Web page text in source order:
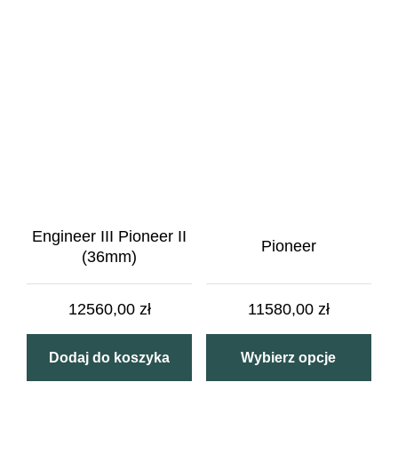
Engineer III Pioneer II
(36mm)
12560,00 zł
Dodaj do koszyka
Pioneer
11580,00 zł
Wybierz opcje